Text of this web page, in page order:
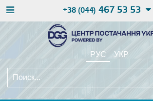
+38 (044) 467 53 53
РУС УКР